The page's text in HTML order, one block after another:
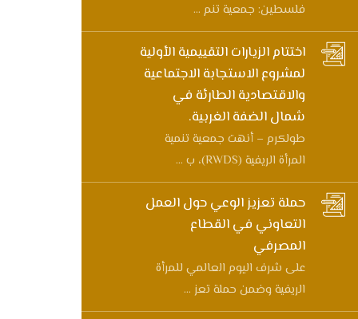
فلسطين: جمعية تنم ...
اختتام الزيارات التقييمية الأولية
لمشروع الاستجابة الاجتماعية
والاقتصادية الطارئة في
شمال الضفة الغربية.
طولكرم – أنهت جمعية تنمية
المرأة الريفية (RWDS)، ب ...
حملة تعزيز الوعي حول العمل
التعاوني في القطاع
المصرفي
على شرف اليوم العالمي للمرأة
الريفية وضمن حملة تعز ...